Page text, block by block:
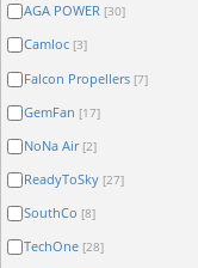
AGA POWER [30]
Camloc [3]
Falcon Propellers [7]
GemFan [17]
NoNa Air [2]
ReadyToSky [27]
SouthCo [8]
TechOne [28]